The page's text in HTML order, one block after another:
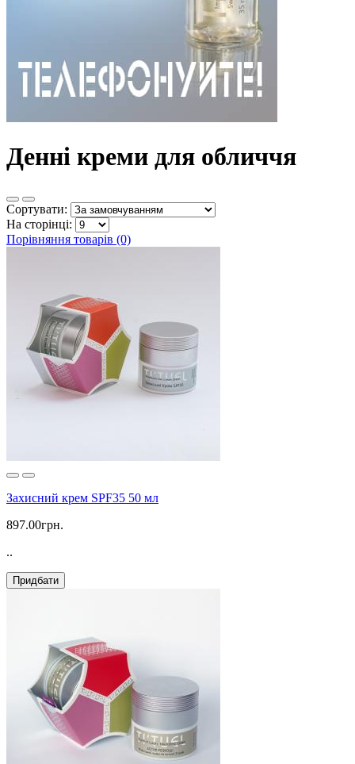
Денні креми для обличчя
Сортувати:
На сторінці:
Порівняння товарів (0)
Захисний крем SPF35 50 мл
897.00грн.
..
Придбати